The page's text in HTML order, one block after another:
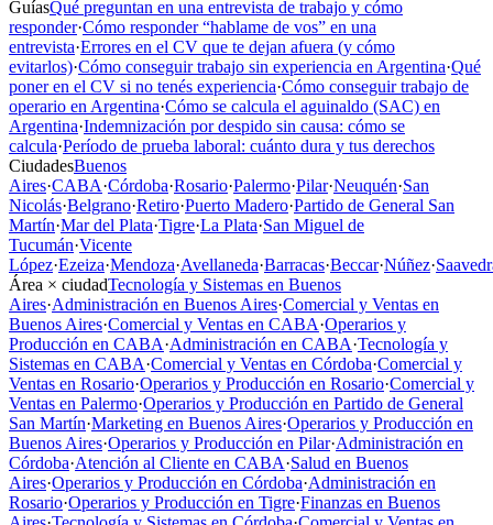
GuíasQué preguntan en una entrevista de trabajo y cómo
responder·Cómo responder “hablame de vos” en una
entrevista·Errores en el CV que te dejan afuera (y cómo
evitarlos)·Cómo conseguir trabajo sin experiencia en Argentina·Qué
poner en el CV si no tenés experiencia·Cómo conseguir trabajo de
operario en Argentina·Cómo se calcula el aguinaldo (SAC) en
Argentina·Indemnización por despido sin causa: cómo se
calcula·Período de prueba laboral: cuánto dura y tus derechos
CiudadesBuenos
Aires·CABA·Córdoba·Rosario·Palermo·Pilar·Neuquén·San
Nicolás·Belgrano·Retiro·Puerto Madero·Partido de General San
Martín·Mar del Plata·Tigre·La Plata·San Miguel de
Tucumán·Vicente
López·Ezeiza·Mendoza·Avellaneda·Barracas·Beccar·Núñez·
Área × ciudadTecnología y Sistemas en Buenos
Aires·Administración en Buenos Aires·Comercial y Ventas en
Buenos Aires·Comercial y Ventas en CABA·Operarios y
Producción en CABA·Administración en CABA·Tecnología y
Sistemas en CABA·Comercial y Ventas en Córdoba·Comercial y
Ventas en Rosario·Operarios y Producción en Rosario·Comercial y
Ventas en Palermo·Operarios y Producción en Partido de General
San Martín·Marketing en Buenos Aires·Operarios y Producción en
Buenos Aires·Operarios y Producción en Pilar·Administración en
Córdoba·Atención al Cliente en CABA·Salud en Buenos
Aires·Operarios y Producción en Córdoba·Administración en
Rosario·Operarios y Producción en Tigre·Finanzas en Buenos